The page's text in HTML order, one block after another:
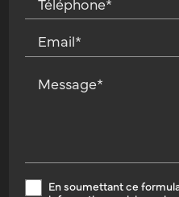
Email*
Message*
En soumettant ce